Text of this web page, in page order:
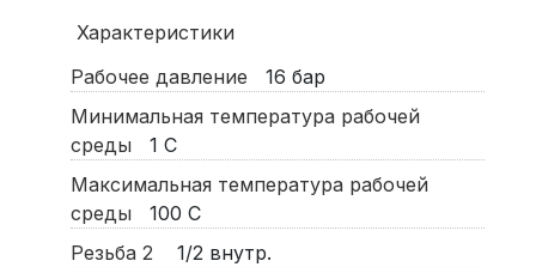
Характеристики
Рабочее давление
16 бар
Минимальная температура рабочей
среды
1 С
Максимальная температура рабочей
среды
100 С
Резьба 2
1/2 внутр.